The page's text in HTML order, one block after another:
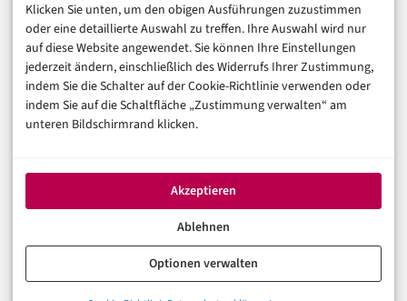
Klicken Sie unten, um den obigen Ausführungen zuzustimmen
oder eine detaillierte Auswahl zu treffen. Ihre Auswahl wird nur
auf diese Website angewendet. Sie können Ihre Einstellungen
jederzeit ändern, einschließlich des Widerrufs Ihrer Zustimmung,
indem Sie die Schalter auf der Cookie-Richtlinie verwenden oder
indem Sie auf die Schaltfläche „Zustimmung verwalten“ am
unteren Bildschirmrand klicken.
Akzeptieren
Ablehnen
Optionen verwalten
Magazin
Unsere Redaktion
Werbeformate & Media Kit
Rechtliches
Datenschutzerklärung (EU)
Cookie-Richtlinie (EU)